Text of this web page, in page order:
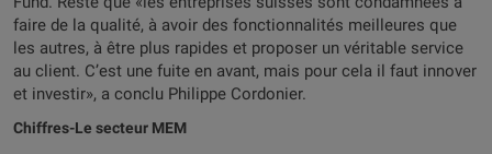
faire de la qualité, à avoir des fonctionnalités meilleures que
les autres, à être plus rapides et proposer un véritable service
au client. C’est une fuite en avant, mais pour cela il faut innover
et investir», a conclu Philippe Cordonier.
Chiffres-Le secteur MEM